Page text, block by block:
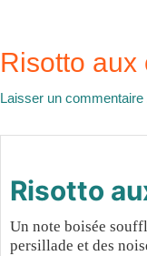
Risotto aux
Laisser un commentaire
Risotto
Un note boisée
persillade et des